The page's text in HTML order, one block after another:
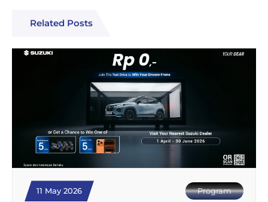
Related Posts
11 May 2026 Program